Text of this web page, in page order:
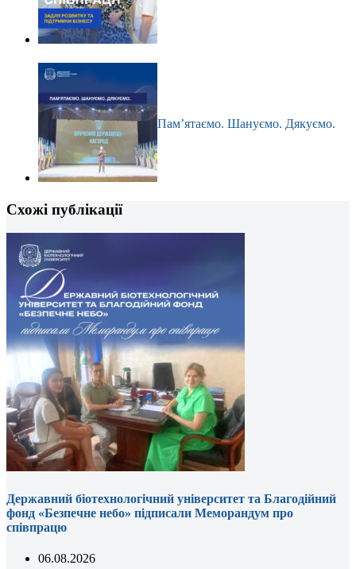
Пам’ятаємо. Шануємо. Дякуємо.
Схожі публікації
Державний біотехнологічний університет та Благодійний
фонд «Безпечне небо» підписали Меморандум про
співпрацю
06.08.2026